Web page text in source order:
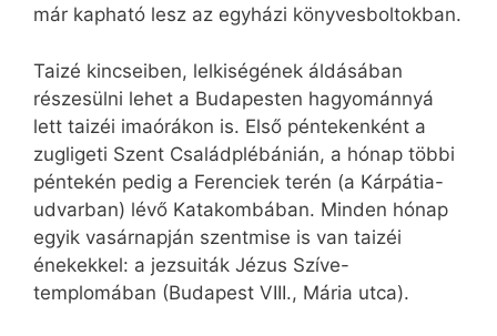
már kapható lesz az egyházi könyvesboltokban.
Taizé kincseiben, lelkiségének áldásában
részesülni lehet a Budapesten hagyománnyá
lett taizéi imaórákon is. Első péntekenként a
zugligeti Szent Családplébánián, a hónap többi
péntekén pedig a Ferenciek terén (a Kárpátia-
udvarban) lévő Katakombában. Minden hónap
egyik vasárnapján szentmise is van taizéi
énekekkel: a jezsuiták Jézus Szíve-
templomában (Budapest VIII., Mária utca).